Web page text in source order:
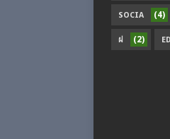
SOCIA (4)
ฝ (2)